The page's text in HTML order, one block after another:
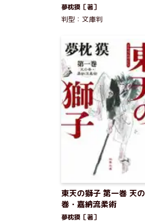
夢枕獏［著］
判型：文庫判
東天の獅子 第一巻 天の
巻・嘉納流柔術
夢枕獏［著］